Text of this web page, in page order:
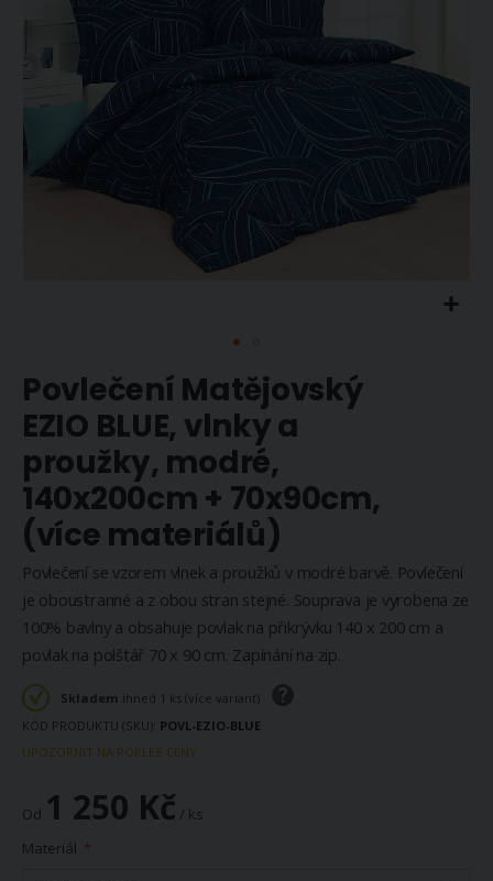
na
začátek
galerie
s
obrázky
Povlečení Matějovský
EZIO BLUE, vlnky a
proužky, modré,
140x200cm + 70x90cm,
(více materiálů)
Povlečení se vzorem vlnek a proužků v modré barvě. Povlečení
je oboustranné a z obou stran stejné. Souprava je vyrobena ze
100% bavlny a obsahuje povlak na přikrývku 140 x 200 cm a
povlak na polštář 70 x 90 cm. Zapínání na zip.
Skladem ihned 1 ks (více variant)
KÓD PRODUKTU (SKU) POVL-EZIO-BLUE
UPOZORNIT NA POKLES CENY
Od 1 250 Kč / ks
Materiál